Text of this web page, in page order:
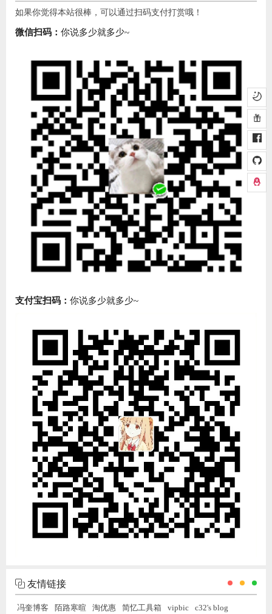
如果你觉得本站很棒，可以通过扫码支付打赏哦！
微信扫码： 你说多少就多少~
支付宝扫码： 你说多少就多少~
友情链接
冯奎博客 陌路寒暄 淘优惠 简忆工具箱 vipbic
c32's blog